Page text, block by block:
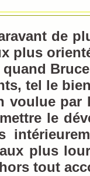
de
plus
tel le
voulue
le
plus
tout